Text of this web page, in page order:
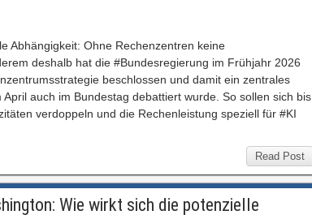
Abhängigkeit: Ohne Rechenzentren keine
deshalb hat die #Bundesregierung im Frühjahr 2026
beschlossen und damit ein zentrales
auch im Bundestag debattiert wurde. So sollen sich bis
verdoppeln und die Rechenleistung speziell für #KI
Read Post
Wie wirkt sich die potenzielle